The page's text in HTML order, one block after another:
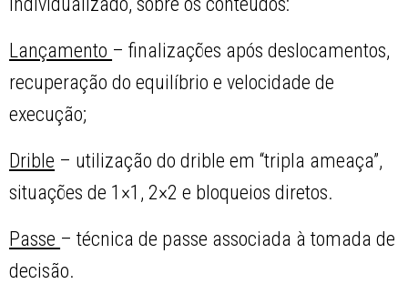
Lançamento – finalizações após deslocamentos,
recuperação do equilíbrio e velocidade de
execução;
Drible – utilização do drible em “tripla ameaça”,
situações de 1×1, 2×2 e bloqueios diretos.
Passe – técnica de passe associada à tomada de
decisão.